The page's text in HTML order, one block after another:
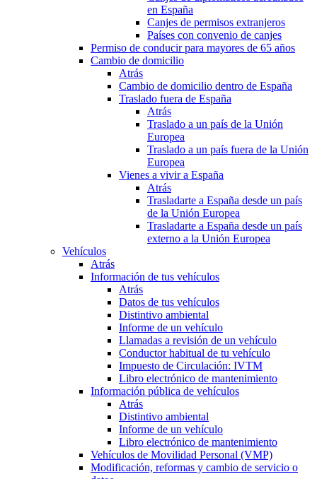
en España
Canjes de permisos extranjeros
Países con convenio de canjes
Permiso de conducir para mayores de 65 años
Cambio de domicilio
Atrás
Cambio de domicilio dentro de España
Traslado fuera de España
Atrás
Traslado a un país de la Unión
Europea
Traslado a un país fuera de la Unión
Europea
Vienes a vivir a España
Atrás
Trasladarte a España desde un país
de la Unión Europea
Trasladarte a España desde un país
externo a la Unión Europea
Vehículos
Atrás
Información de tus vehículos
Atrás
Datos de tus vehículos
Distintivo ambiental
Informe de un vehículo
Llamadas a revisión de un vehículo
Conductor habitual de tu vehículo
Impuesto de Circulación: IVTM
Libro electrónico de mantenimiento
Información pública de vehículos
Atrás
Distintivo ambiental
Informe de un vehículo
Libro electrónico de mantenimiento
Vehículos de Movilidad Personal (VMP)
Modificación, reformas y cambio de servicio o